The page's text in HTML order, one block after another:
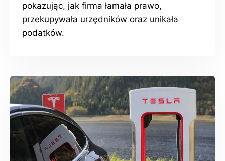
pokazując, jak firma łamała prawo,
przekupywała urzędników oraz unikała
podatków.